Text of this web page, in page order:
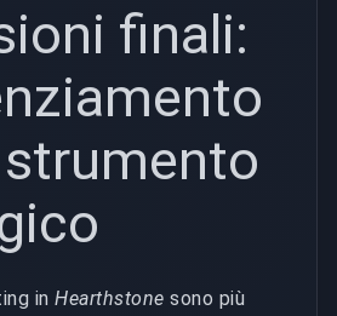
finali:
inHearthstone sono più